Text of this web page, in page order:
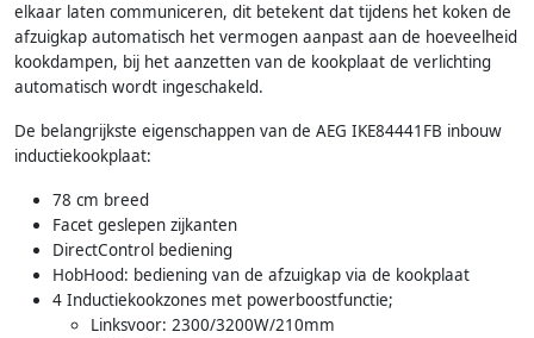
elkaar laten communiceren, dit betekent dat tijdens het koken de
afzuigkap automatisch het vermogen aanpast aan de hoeveelheid
kookdampen, bij het aanzetten van de kookplaat de verlichting
automatisch wordt ingeschakeld.
De belangrijkste eigenschappen van de AEG IKE84441FB inbouw
inductiekookplaat:
78 cm breed
Facet geslepen zijkanten
DirectControl bediening
HobHood: bediening van de afzuigkap via de kookplaat
4 Inductiekookzones met powerboostfunctie;
Linksvoor: 2300/3200W/210mm